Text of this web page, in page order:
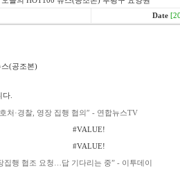
Date
스(공조본)
.
처·경찰, 영장 집행 협의″ - 연합뉴스TV
#VALUE!
#VALUE!
집행 협조 요청…답 기다리는 중” - 이투데이